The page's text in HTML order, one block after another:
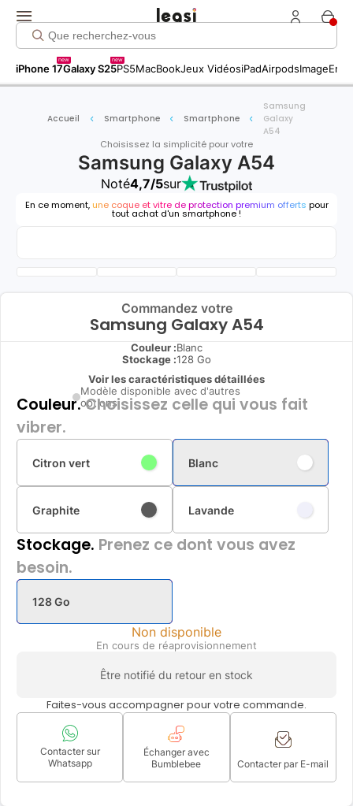
iPhone 17
new
Galaxy S25
new
PS5MacBookJeux VidéosiPadAirpodsImage
Accueil Smartphone Smartphone
Samsung
Galaxy
A54
Choisissez la simplicité pour votre
Samsung Galaxy A54
Noté4,7/5sur
En ce moment, une coque et vitre de protection premium offerts pour
tout achat d'un smartphone !
Commandez votre
Samsung Galaxy A54
Couleur :Blanc
Stockage :128 Go
Voir les caractéristiques détaillées
Modèle disponible avec d'autres
options
Couleur.Choisissez celle qui vous fait
vibrer.
Citron vert Blanc
Graphite Lavande
Stockage. Prenez ce dont vous avez
besoin.
128 Go
Non disponible
En cours de réaprovisionnement
Être notifié du retour en stock
Faites-vous accompagner pour votre commande.
Contacter sur
Whatsapp
Échanger avec
Bumblebee
Contacter par E-mail